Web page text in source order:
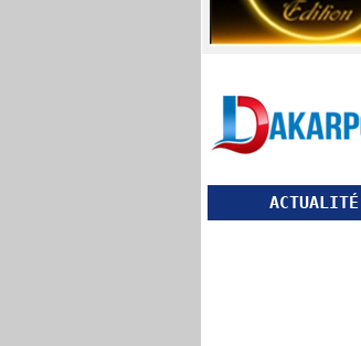
ACTUALITÉ